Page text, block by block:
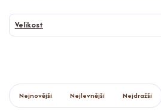
Velikost
Nejnovější Nejlevnější Nejdražší